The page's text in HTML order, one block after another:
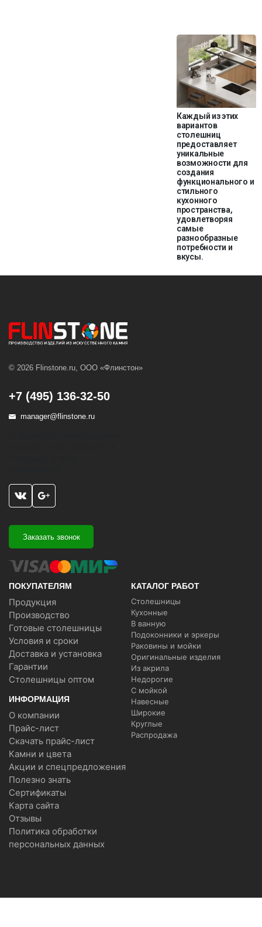
Каждый из этих
вариантов
столешниц
предоставляет
уникальные
возможности для
создания
функционального и
стильного
кухонного
пространства,
удовлетворяя
самые
разнообразные
потребности и
вкусы.
© 2026 Flinstone.ru, ООО «Флинстон»
+7 (495) 136-32-50
manager@flinstone.ru
Заказать звонок
ПОКУПАТЕЛЯМ
Продукция
Производство
Готовые столешницы
Условия и сроки
Доставка и установка
Гарантии
Столешницы оптом
ИНФОРМАЦИЯ
О компании
Прайс-лист
Скачать прайс-лист
Камни и цвета
Акции и спецпредложения
Полезно знать
Сертификаты
Карта сайта
Отзывы
Политика обработки
персональных данных
КАТАЛОГ РАБОТ
Столешницы
Кухонные
В ванную
Подоконники и эркеры
Раковины и мойки
Оригинальные изделия
Из акрила
Недорогие
С мойкой
Навесные
Широкие
Круглые
Распродажа